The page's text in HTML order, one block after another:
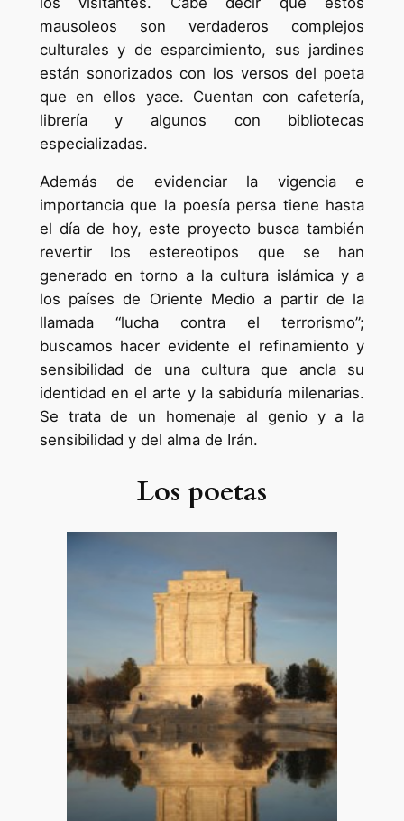
mausoleos son verdaderos complejos
culturales y de esparcimiento, sus jardines
están sonorizados con los versos del poeta
que en ellos yace. Cuentan con cafetería,
librería y algunos con bibliotecas
especializadas.
Además de evidenciar la vigencia e
importancia que la poesía persa tiene hasta
el día de hoy, este proyecto busca también
revertir los estereotipos que se han
generado en torno a la cultura islámica y a
los países de Oriente Medio a partir de la
llamada “lucha contra el terrorismo”;
buscamos hacer evidente el refinamiento y
sensibilidad de una cultura que ancla su
identidad en el arte y la sabiduría milenarias.
Se trata de un homenaje al genio y a la
sensibilidad y del alma de Irán.
Los poetas